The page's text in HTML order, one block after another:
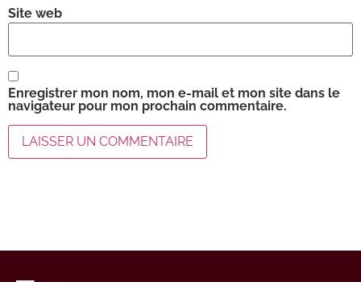
Site web
Enregistrer mon nom, mon e-mail et mon site dans le
navigateur pour mon prochain commentaire.